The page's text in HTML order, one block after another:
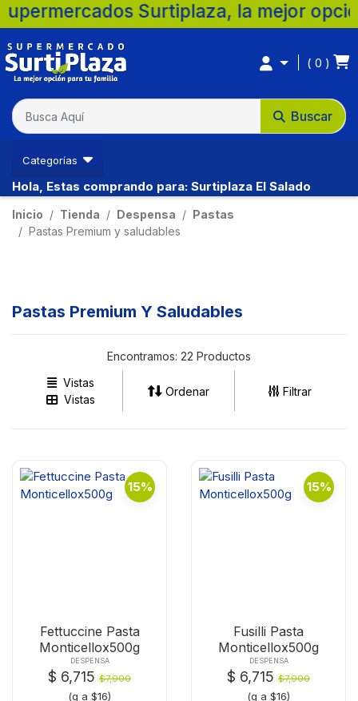
Surtiplaza, la mejor opción para
Buscar
0
Categorías
Hola, Estas comprando para: Surtiplaza El Salado
Inicio Tienda Despensa
Pastas
Pastas Premium y saludables
Pastas Premium Y Saludables
Encontramos: 22 Productos
Vistas
Vistas
Ordenar Filtrar
15%
Fettuccine Pasta
Monticellox500g
DESPENSA
$ 6,715 $7,900
(g a $16)
15%
Fusilli Pasta
Monticellox500g
DESPENSA
$ 6,715 $7,900
(g a $16)